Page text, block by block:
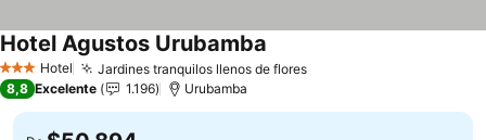
3 Estrellas
Hotel Jardines tranquilos llenos de floresVer precios
Hotel Agustos Urubamba
8,8 Excelente 1.196 Urubamba